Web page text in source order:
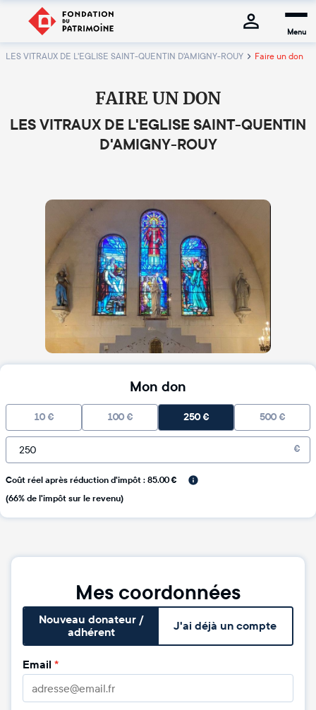
Menu
LES VITRAUX DE L'EGLISE SAINT-QUENTIN D'AMIGNY-ROUY Faire un don
FAIRE UN DON
LES VITRAUX DE L'EGLISE SAINT-QUENTIN
D'AMIGNY-ROUY
Mon don
10 € 100 € 250€ 500 €
€
Coût réel après réduction d'impôt : 85.00 €
(66% de l'impôt sur le revenu)
Mes coordonnées
Nouveau donateur /
adhérent
J'ai déjà un compte
Email *